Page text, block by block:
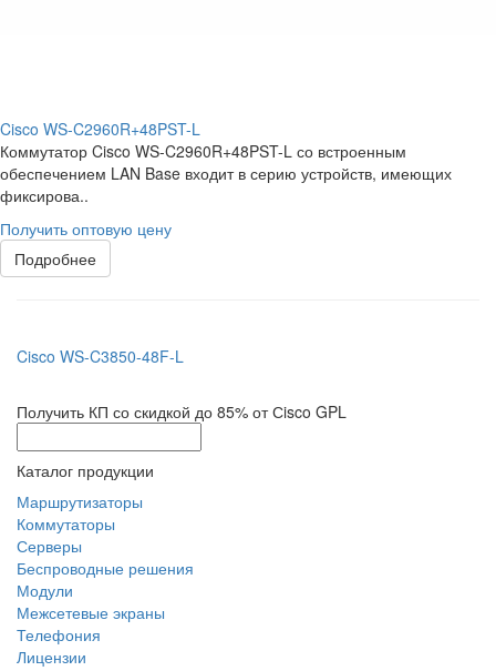
Cisco WS-C2960R+48PST-L
Коммутатор Cisco WS-C2960R+48PST-L со встроенным
обеспечением LAN Base входит в серию устройств, имеющих
фиксирова..
Получить оптовую цену
Подробнее
Cisco WS-C3850-48F-L
Получить КП со скидкой до 85% от Сisco GPL
Каталог продукции
Маршрутизаторы
Коммутаторы
Серверы
Беспроводные решения
Модули
Межсетевые экраны
Телефония
Лицензии